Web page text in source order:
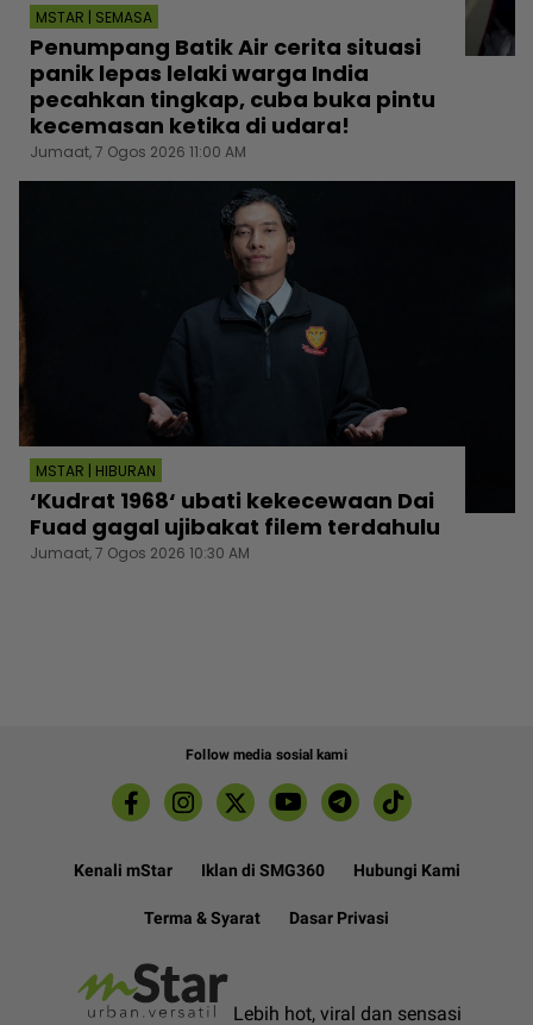
MSTAR | SEMASA
Penumpang Batik Air cerita situasi
panik lepas lelaki warga India
pecahkan tingkap, cuba buka pintu
kecemasan ketika di udara!
Jumaat, 7 Ogos 2026 11:00 AM
MSTAR | HIBURAN
‘Kudrat 1968‘ ubati kekecewaan Dai
Fuad gagal ujibakat filem terdahulu
Jumaat, 7 Ogos 2026 10:30 AM
Follow media sosial kami
Kenali mStar Iklan di SMG360 Hubungi Kami
Terma & Syarat Dasar Privasi
Lebih hot, viral dan sensasi